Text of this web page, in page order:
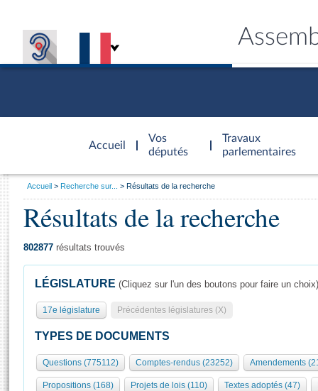
Accueil
d'accueil
Vos
députés
Travaux
parlementaires
Présidence
577 députés
Groupes politiques
Séance publique
Commissions et autres organes
Europe et International
Général
Rôle et pouvoirs de l'Assemblée
Organisation de l'Assemblée
Présidence Conférence des Présidents Bureau Collège des
Visiter l'Assemblée
Visite virtuelle du palais Bourbon
Assister à une séance
Vous
Accueil Recherche sur... Résultats de la recherche
Résultats de la recherche
802877 résultats trouvés
LÉGISLATURE (Cliquez sur l'un des boutons pour faire un choix)
17e législature Précédentes législatures (X)
TYPES DE DOCUMENTS
Questions (775112) Comptes-rendus (23252) Amendements
Propositions (168) Projets de lois (110) Textes adoptés (47)